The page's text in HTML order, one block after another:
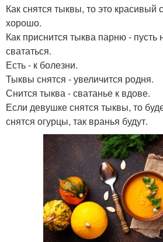
Как снятся тыквы, то это красивый
хорошо.
Как приснится тыква парню - пусть
свататься.
Есть - к болезни.
Тыквы снятся - увеличится родня.
Снится тыква - сватанье к вдове.
Если девушке снятся тыквы, то
снятся огурцы, так вранья будут.